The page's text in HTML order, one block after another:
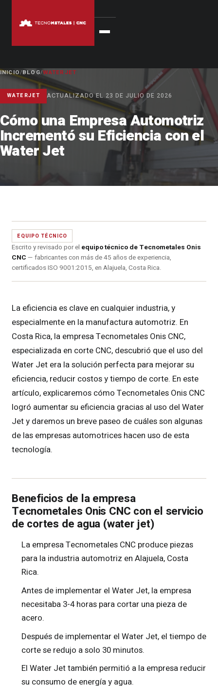
INICIO/BLOG/WATERJET
WATERJET ACTUALIZADO EL 23 DE JULIO DE 2026
Cómo una Empresa Automotriz
Incrementó su Eficiencia con el
Water Jet
EQUIPO TÉCNICO
Escrito y revisado por el equipo técnico de Tecnometales Onis
CNC — fabricantes con más de 45 años de experiencia,
certificados ISO 9001:2015, en Alajuela, Costa Rica.
La eficiencia es clave en cualquier industria, y
especialmente en la manufactura automotriz. En
Costa Rica, la empresa Tecnometales Onis CNC,
especializada en corte CNC, descubrió que el uso del
Water Jet era la solución perfecta para mejorar su
eficiencia, reducir costos y tiempo de corte. En este
artículo, explicaremos cómo Tecnometales Onis CNC
logró aumentar su eficiencia gracias al uso del Water
Jet y daremos un breve paseo de cuáles son algunas
de las empresas automotrices hacen uso de esta
tecnología.
Beneficios de la empresa
Tecnometales Onis CNC con el servicio
de cortes de agua (water jet)
La empresa Tecnometales CNC produce piezas
para la industria automotriz en Alajuela, Costa
Rica.
Antes de implementar el Water Jet, la empresa
necesitaba 3-4 horas para cortar una pieza de
acero.
Después de implementar el Water Jet, el tiempo de
corte se redujo a solo 30 minutos.
El Water Jet también permitió a la empresa reducir
su consumo de energía y agua.